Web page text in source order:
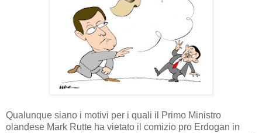
Qualunque siano i motivi per i quali il Primo Ministro
olandese Mark Rutte ha vietato il comizio pro Erdogan in